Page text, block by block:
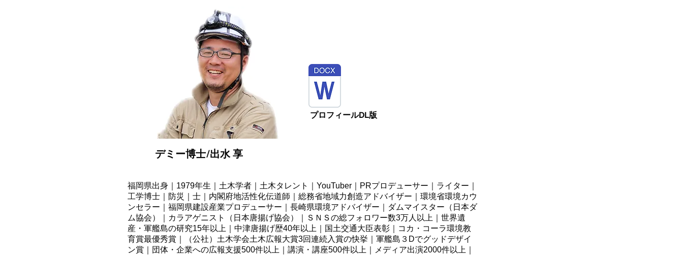
プロフィールDL版
デミー博士/出水 享
福岡県出身｜1979年生｜土木学者｜土木タレント｜YouTuber｜PRプロデューサー｜ライター｜
工学博士｜防災｜士｜内閣府地活性化伝道師｜総務省地域力創造アドバイザー｜環境省環境カウ
ンセラー｜福岡県建設産業プロデューサー ｜長崎県環境アドバイザー｜ダムマイスター（日本ダ
ム協会）｜カラアゲニスト（日本唐揚げ協会）｜ＳＮＳの総フォロワー数3万人以上｜世界遺
産・軍艦島の研究15年以上｜中津唐揚げ歴40年以上｜国土交通大臣表彰｜コカ・コーラ環境教
育賞最優秀賞｜（公社）土木学会土木広報大賞3回連続入賞の快挙｜軍艦島３Dでグッドデザイ
ン賞｜団体・企業への広報支援500件以上｜講演・講座500件以上｜メディア出演2000件以上｜